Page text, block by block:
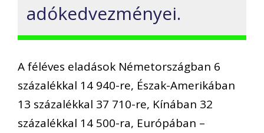
adókedvezményei.
A féléves eladások Németországban 6
százalékkal 14 940-re, Észak-Amerikában
13 százalékkal 37 710-re, Kínában 32
százalékkal 14 500-ra, Európában –